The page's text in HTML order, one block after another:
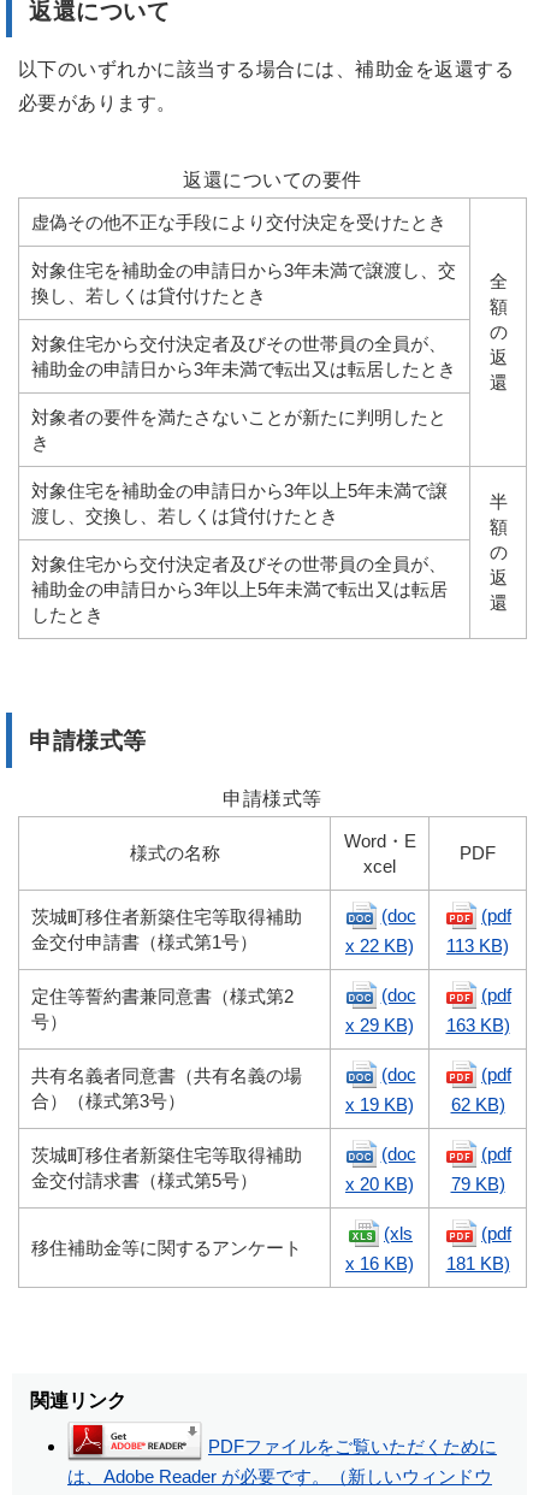
返還について
以下のいずれかに該当する場合には、補助金を返還する
必要があります。
返還についての要件
虚偽その他不正な手段により交付決定を受けたとき
全
額
の
返
還
対象住宅を補助金の申請日から3年未満で譲渡し、交
換し、若しくは貸付けたとき
対象住宅から交付決定者及びその世帯員の全員が、
補助金の申請日から3年未満で転出又は転居したとき
対象者の要件を満たさないことが新たに判明したと
き
対象住宅を補助金の申請日から3年以上5年未満で譲
渡し、交換し、若しくは貸付けたとき
半
額
の
返
還
対象住宅から交付決定者及びその世帯員の全員が、
補助金の申請日から3年以上5年未満で転出又は転居
したとき
申請様式等
申請様式等
様式の名称
Word・E
xcel
PDF
茨城町移住者新築住宅等取得補助
金交付申請書（様式第1号）
(doc
x 22 KB)
(pdf
113 KB)
定住等誓約書兼同意書（様式第2
号）
(doc
x 29 KB)
(pdf
163 KB)
共有名義者同意書（共有名義の場
合）（様式第3号）
(doc
x 19 KB)
(pdf
62 KB)
茨城町移住者新築住宅等取得補助
金交付請求書（様式第5号）
(doc
x 20 KB)
(pdf
79 KB)
移住補助金等に関するアンケート
(xls
x 16 KB)
(pdf
181 KB)
関連リンク
PDFファイルをご覧いただくために
は、Adobe Reader が必要です。（新しいウィンドウ